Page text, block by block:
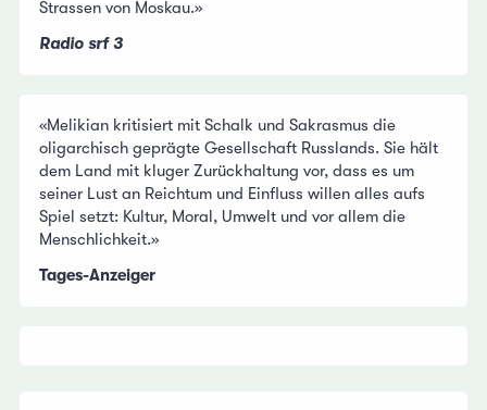
Strassen von Moskau.»
Radio srf 3
«Melikian kritisiert mit Schalk und Sakrasmus die
oligarchisch geprägte Gesellschaft Russlands. Sie hält
dem Land mit kluger Zurückhaltung vor, dass es um
seiner Lust an Reichtum und Einfluss willen alles aufs
Spiel setzt: Kultur, Moral, Umwelt und vor allem die
Menschlichkeit.»
Tages-Anzeiger